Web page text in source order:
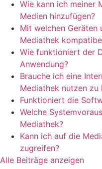
Wie kann ich meiner
Medien hinzufügen?
Mit welchen
Mediathek
Wie funktioniert der
Anwendung?
Brauche ich eine
Mediathek nutzen zu
Funktioniert die
Welche
Mediathek?
Kann ich auf die
zugreifen?
Alle Beiträge anzeigen